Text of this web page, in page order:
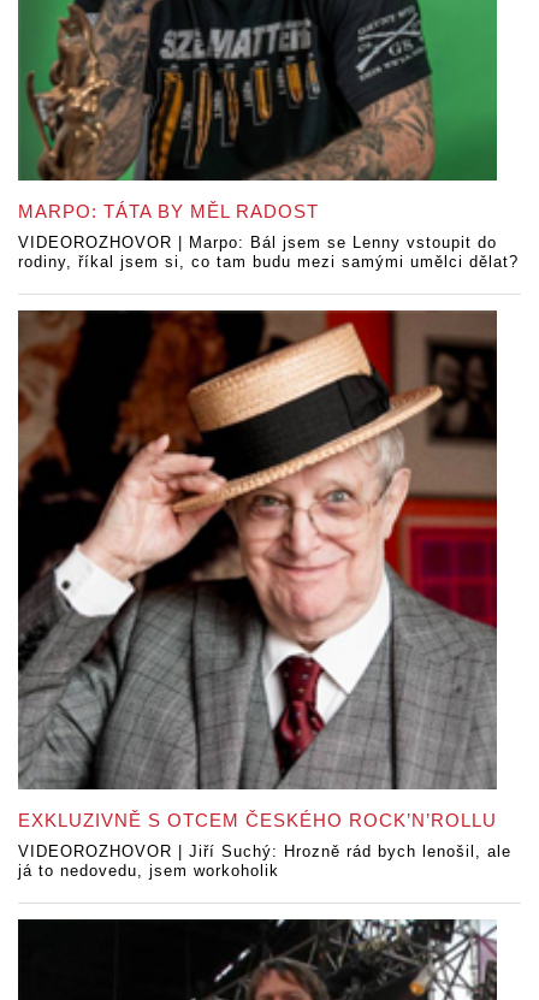
MARPO: TÁTA BY MĚL RADOST
VIDEOROZHOVOR | Marpo: Bál jsem se Lenny vstoupit do
rodiny, říkal jsem si, co tam budu mezi samými umělci dělat?
EXKLUZIVNĚ S OTCEM ČESKÉHO ROCK’N’ROLLU
VIDEOROZHOVOR | Jiří Suchý: Hrozně rád bych lenošil, ale
já to nedovedu, jsem workoholik